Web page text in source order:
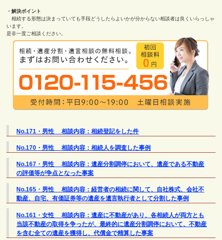
・解決ポイント
相続する形態は決まっていても手段どうしたらよいかが分からない相談者は良くいらっしゃ
います。
是非一度ご相談ください。
No.171・男性 相談内容：相続登記をした件
No.170・男性 相談内容：相続人を調査した事例
No.167・男性 相談内容：遺産分割調停において、遺産である不動産
の評価等が争点となった事案
No.165・男性 相談内容：経営者の相続に関して、自社株式、会社不
動産、自宅、有価証券等の遺産を遺言執行者として分割した事例
No.161・女性 相談内容：遺産に不動産があり、各相続人が両方とも
当該不動産の取得を争ったが、最終的に遺産分割調停において、不動産
を含む全ての遺産を獲得し、代償金で精算した事案